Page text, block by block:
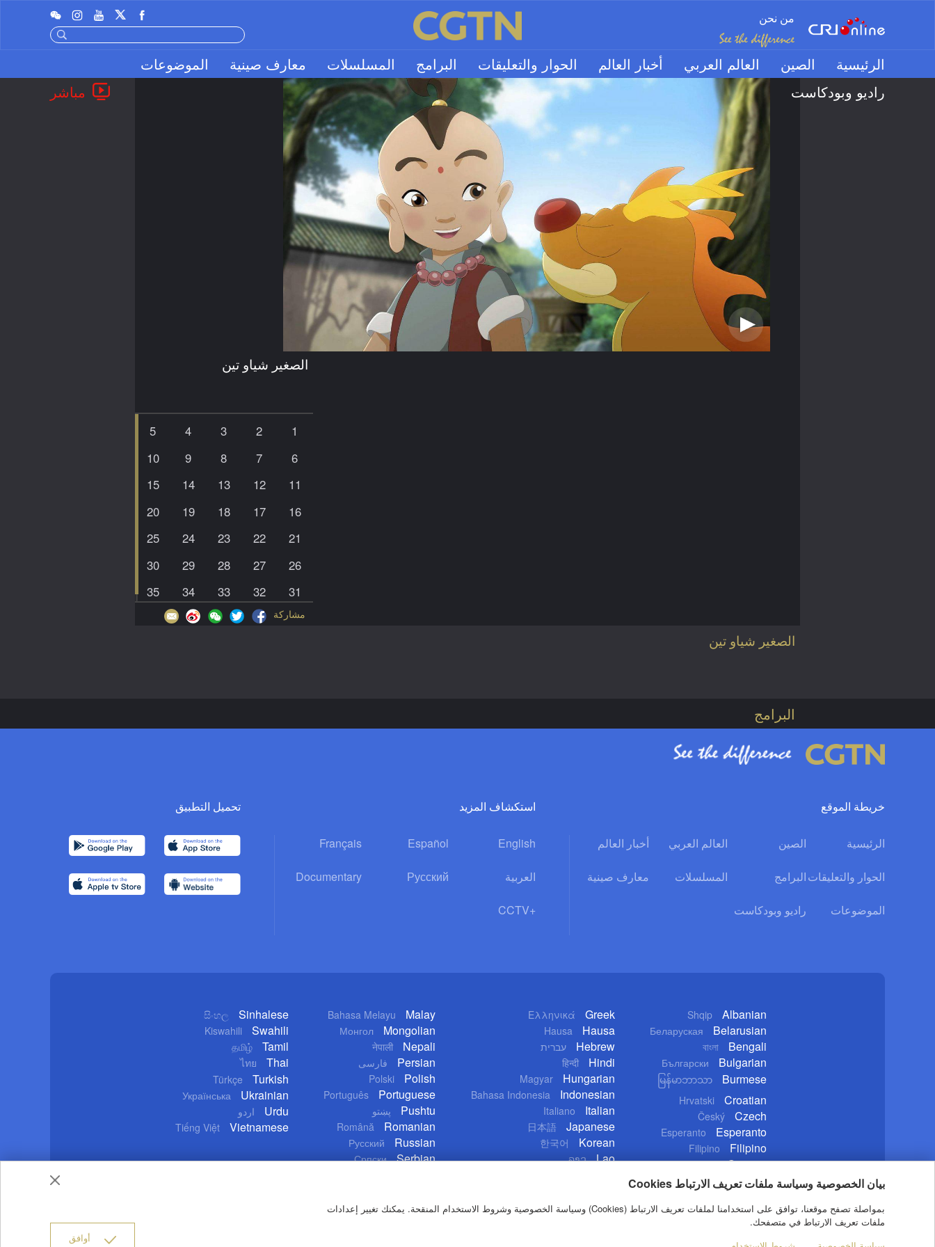
بيان الخصوصية وسياسة ملفات تعريف الارتباط Cookies
بمواصلة تصفح موقعنا، توافق على استخدامنا لملفات تعريف الارتباط (Cookies) وسياسة الخصوصية وشروط الاستخدام المنقحة. يمكنك تغيير إعدادات
ملفات تعريف الارتباط في متصفحك.
أوافق
من نحن
الرئيسية الصين العالم العربي أخبار العالم الحوار والتعليقات البرامج المسلسلات معارف صينية
الموضوعات
راديو وبودكاست
مباشر
الصغير شياو تين
1
2
3
4
5
6
7
8
9
10
11
12
13
14
15
16
17
18
19
20
21
22
23
24
25
26
27
28
29
30
31
32
33
34
35
مشاركة
الصغير شياو تين
البرامج
خريطة الموقع
الرئيسية الصين العالم العربي أخبار العالم
الحوار والتعليقاتالبرامج المسلسلات معارف صينية
الموضوعات راديو وبودكاست
استكشاف المزيد
English
Español
Français
العربية Русский
Documentary
CCTV+
تحميل التطبيق
Shqip Albanian
Беларуская Belarusian
বাংলা Bengali
Български Bulgarian
မြန်မာဘာသာ Burmese
Hrvatski Croatian
Český Czech
Esperanto Esperanto
Filipino Filipino
Deutsch German
Ελληνικά Greek
Hausa Hausa
עברית Hebrew
हिन्दी Hindi
Magyar Hungarian
Bahasa Indonesia Indonesian
Italiano Italian
日本語 Japanese
한국어 Korean
ລາວ Lao
Bahasa Melayu Malay
Монгол Mongolian
नेपाली Nepali
فارسی Persian
Polski Polish
Português Portuguese
پښتو Pushtu
Română Romanian
Русский Russian
Српски Serbian
සිංහල Sinhalese
Kiswahili Swahili
தமிழ் Tamil
ไทย Thai
Türkçe Turkish
Українська Ukrainian
اردو Urdu
Tiếng Việt Vietnamese
من نحن